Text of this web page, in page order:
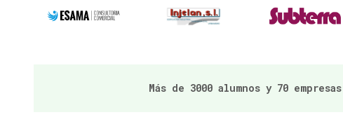
Más de 3000 alumnos y 70